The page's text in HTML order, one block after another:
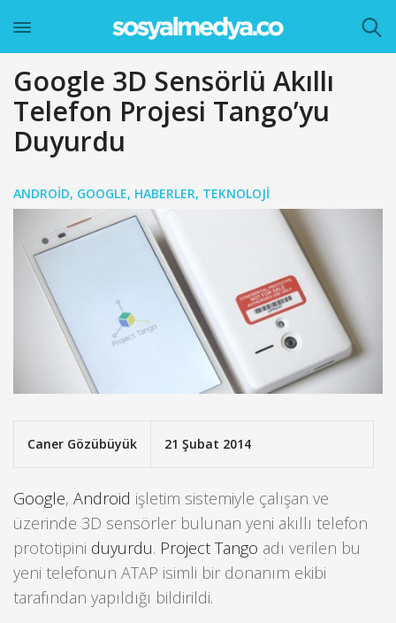
Google 3D Sensörlü Akıllı
Telefon Projesi Tango’yu
Duyurdu
ANDROID, GOOGLE, HABERLER, TEKNOLOJI
Caner Gözübüyük 21 Şubat 2014
Google, Android işletim sistemiyle çalışan ve
üzerinde 3D sensörler bulunan yeni akıllı telefon
prototipini duyurdu. Project Tango adı verilen bu
yeni telefonun ATAP isimli bir donanım ekibi
tarafından yapıldığı bildirildi.